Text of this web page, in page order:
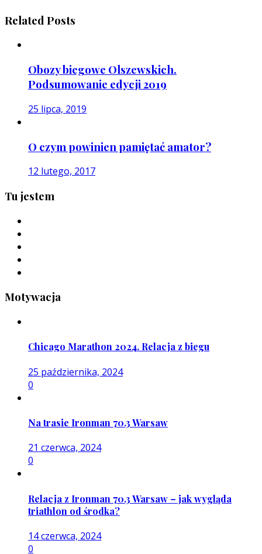
Related Posts
Obozy biegowe Olszewskich.
Podsumowanie edycji 2019
25 lipca, 2019
O czym powinien pamiętać amator?
12 lutego, 2017
Tu jestem
Motywacja
Chicago Marathon 2024. Relacja z biegu
25 października, 2024
0
Na trasie Ironman 70.3 Warsaw
21 czerwca, 2024
0
Relacja z Ironman 70.3 Warsaw – jak wygląda
triathlon od środka?
14 czerwca, 2024
0